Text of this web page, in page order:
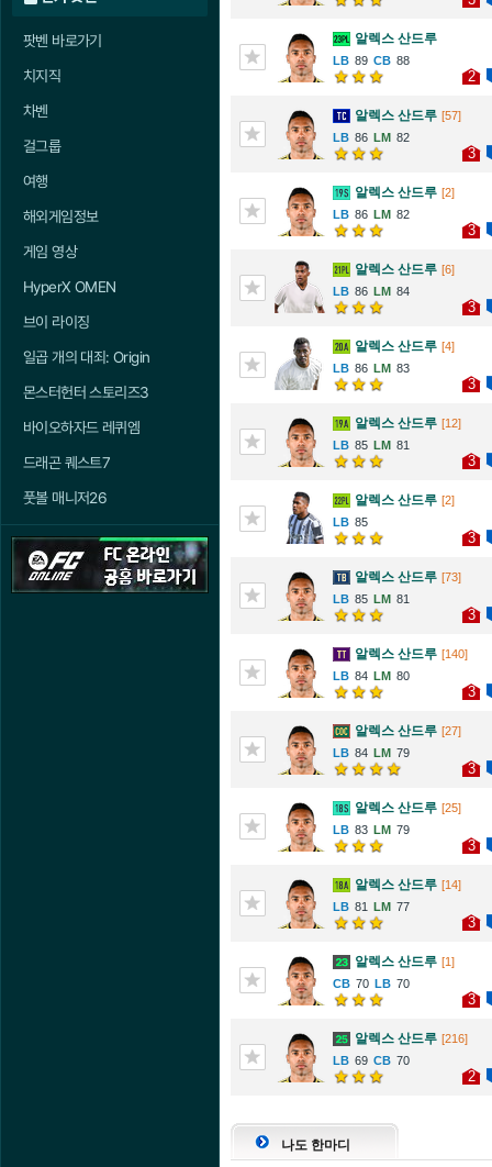
팟벤 바로가기
치지직
차벤
걸그룹
여행
해외게임정보
게임 영상
HyperX OMEN
브이 라이징
일곱 개의 대죄: Origin
몬스터헌터 스토리즈3
바이오하자드 레퀴엠
드래곤 퀘스트7
풋볼 매니저26
알렉스 산드루
89 88
2
알렉스 산드루 [57]
86
82
3
알렉스 산드루 [2]
86
82
3
알렉스 산드루 [6]
86
84
3
알렉스 산드루 [4]
86
83
3
알렉스 산드루 [12]
85
81
3
알렉스 산드루 [2]
85
3
알렉스 산드루 [73]
85
81
3
알렉스 산드루 [140]
84
80
3
알렉스 산드루 [27]
84
79
3
알렉스 산드루 [25]
83
79
3
알렉스 산드루 [14]
81
77
3
알렉스 산드루 [1]
70
70
3
알렉스 산드루 [216]
69
70
2
나도 한마디